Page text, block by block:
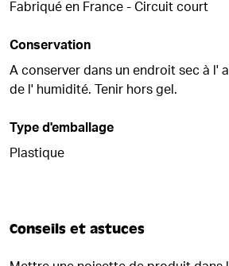
Fabriqué en France - Circuit court
Conservation
A conserver dans un endroit sec à l'
de l' humidité. Tenir hors gel.
Type d'emballage
Plastique
Conseils et astuces